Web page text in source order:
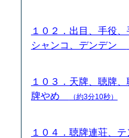
１０２．出目、手役
シャンコ、デンデン
１０３．天牌、聴牌
牌やめ
（約3分10秒）
１０４．聴牌連荘、